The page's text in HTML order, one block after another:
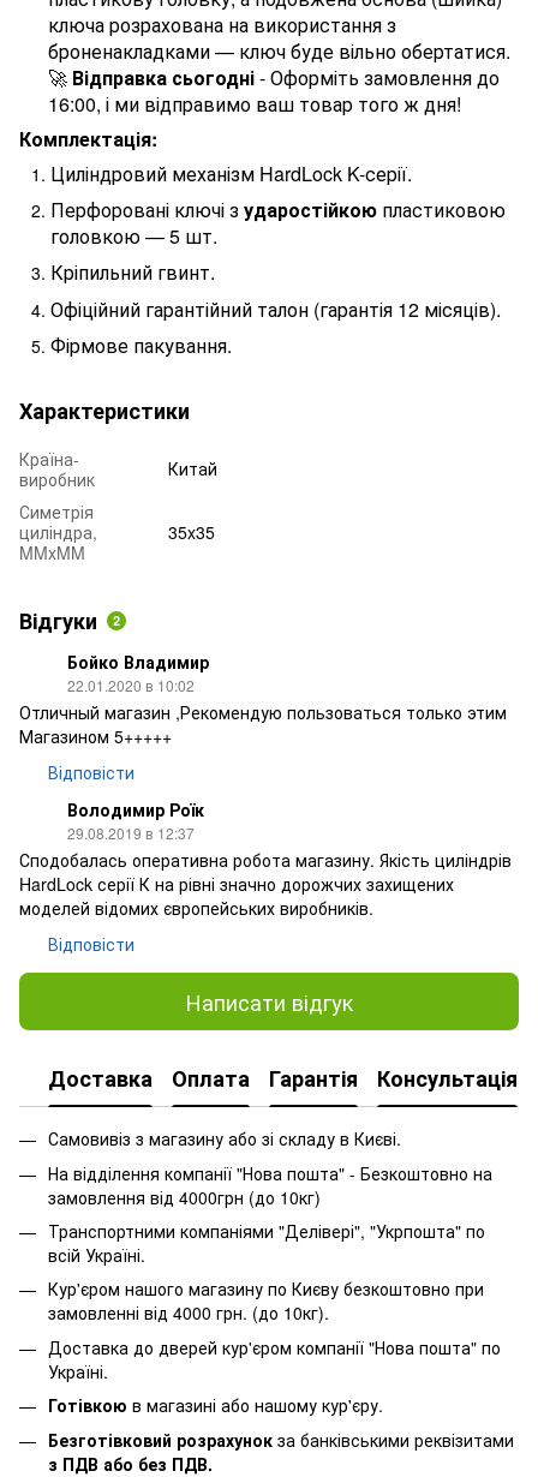
ключарозрахована на використанняз
броненакладками— ключбуде вільнообертатися.
🚀 Відправка сьогодні- Оформіть замовлення до
16:00, і ми відправимо ваш товар того ж дня!
Комплектація:
Циліндровий механізм HardLock K-серії.
Перфоровані ключі з ударостійкою пластиковою
головкою — 5 шт.
Кріпильний гвинт.
Офіційний гарантійний талон (гарантія 12 місяців).
Фірмове пакування.
Характеристики
Країна-
виробник
Китай
Симетрія
циліндра,
MMxMM
35x35
Відгуки 2
Бойко Владимир
22.01.2020 в 10:02
Отличный магазин ,Рекомендую пользоваться только этим
Магазином 5+++++
Відповісти
Володимир Роїк
29.08.2019 в 12:37
Сподобалась оперативна робота магазину. Якість циліндрів
HardLock серії К на рівні значно дорожчих захищених
моделей відомих європейських виробників.
Відповісти
Написати відгук
Доставка Оплата Гарантія Консультація
Самовивіз з магазину або зі складу в Києві.
На відділення компанії "Нова пошта" - Безкоштовно на
замовлення від 4000грн (до 10кг)
Транспортними компаніями "Делівері", "Укрпошта" по
всій Україні.
Кур'єром нашого магазину по Києву безкоштовно при
замовленні від 4000 грн. (до 10кг).
Доставка до дверей кур'єром компанії "Нова пошта" по
Україні.
Готівкою в магазині або нашому кур'єру.
Безготівковий розрахунок за банківськими реквізитами
з ПДВ або без ПДВ.